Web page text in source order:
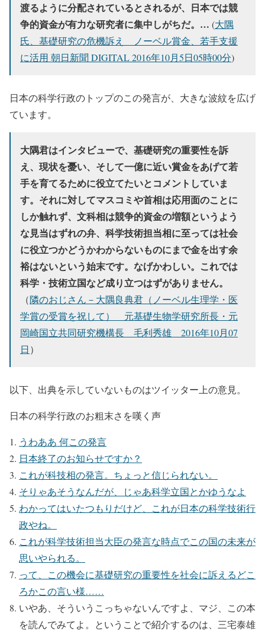
渡るように分配されているとされるが、日本では競
争的資金が有力な研究者に集中しがちだ。… (大隅
氏、基礎研究の危機訴え ノーベル賞金、若手支援
に活用 朝日新聞 DIGITAL 2016年10月5日05時00分)
日本の科学行政のトップのこの発言が、大きな波紋を広げ
ています。
大隅君はインタビューで、基礎研究の重要性を訴
え、現状を憂い、そして一億に近い賞金をあげて若
手を育てるために役立てたいとコメントしていま
す。それに対してマスコミや首相は応用面のことに
しか触れず、文科相は競争的資金の増額というよう
な見当はずれの弁、科学技術担当相に至っては社会
に役立つかどうかわからないものにまで金を出す余
裕はないという始末です。なげかわしい。これでは
科学・技術立国など成り立つはずがありません。
（隣のおじさん－大隅良典君（ノーベル生理学・医
学賞の受賞を祝して） 元基礎生物学研究所長・元
岡崎国立共同研究機構長 毛利秀雄 2016年10月07
日）
以下、出典を示していないものはツイッター上の意見。
日本の科学行政のお粗末さを嘆く声
うわああ 何この発言
日本終了のお知らせですか？
これが科技相の発言。ちょっと信じられない。
そりゃあそうなんだが、じゃあ科学立国とかゆうなよ
わかってはいたつもりだけど、これが日本の科学技術行
政やね。
これが科学技術担当大臣の発言な時点でこの国の未来が
思いやられる。
って、この機会に基礎研究の重要性を社会に訴えるどこ
ろかこの言い様……
いやあ、そういうこっちゃないんですよ、マジ、この本
を読んでみてよ。ということで紹介するのは、三宅泰雄